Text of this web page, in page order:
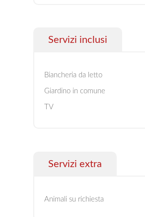
Servizi inclusi
Biancheria da letto
Giardino in comune
TV
Servizi extra
Animali su richiesta